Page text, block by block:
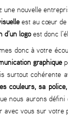
une nouvelle
est au cœur de
d’un logoest donc
donc à votre
graphique
surtout cohérente
couleurs, sa
nous aurons
avec vous sur votre